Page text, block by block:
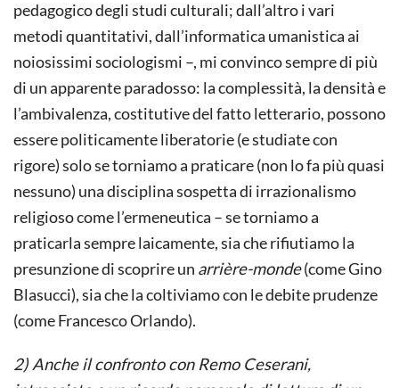
pedagogico degli studi culturali; dall’altro i vari
metodi quantitativi, dall’informatica umanistica ai
noiosissimi sociologismi –, mi convinco sempre di più
di un apparente paradosso: la complessità, la densità e
l’ambivalenza, costitutive del fatto letterario, possono
essere politicamente liberatorie (e studiate con
rigore) solo se torniamo a praticare (non lo fa più quasi
nessuno) una disciplina sospetta di irrazionalismo
religioso come l’ermeneutica – se torniamo a
praticarla sempre laicamente, sia che rifiutiamo la
presunzione di scoprire un arrière-monde(come Gino
Blasucci), sia che la coltiviamo con le debite prudenze
(come Francesco Orlando).
2) Anche il confronto con Remo Ceserani,